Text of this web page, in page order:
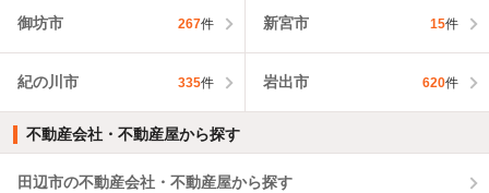
御坊市 267件 新宮市 15件
紀の川市 335件 岩出市 620件
不動産会社・不動産屋から探す
田辺市の不動産会社・不動産屋から探す